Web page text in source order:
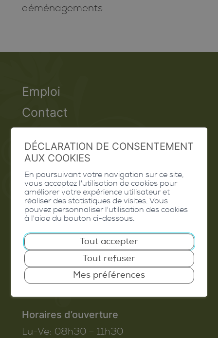
déménagements
Emploi
Contact
Valais Excellence
Commune de Conthey
Route de Savoie 54
1975 St-Séverin
T. 027 345 45 45
info@conthey.ch
Horaires d’ouverture
Lu-Ve: 08h30 – 11h30
DÉCLARATION DE CONSENTEMENT
AUX COOKIES
En poursuivant votre navigation sur ce site,
vous acceptez l'utilisation de cookies pour
améliorer votre expérience utilisateur et
réaliser des statistiques de visites. Vous
pouvez personnaliser l'utilisation des cookies
à l'aide du bouton ci-dessous.
Tout accepter
Tout refuser
Mes préférences